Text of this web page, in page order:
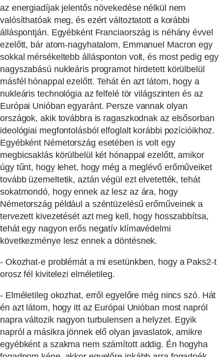
az energiadíjak jelentős növekedése nélkül nem
valósíthatóak meg, és ezért változtatott a korábbi
álláspontján. Egyébként Franciaország is néhány évvel
ezelőtt, bár atom-nagyhatalom, Emmanuel Macron egy
sokkal mérsékeltebb állásponton volt, és most pedig egy
nagyszabású nukleáris programot hirdetett körülbelül
másfél hónappal ezelőtt. Tehát én azt látom, hogy a
nukleáris technológia az felfelé tör világszinten és az
Európai Unióban egyaránt. Persze vannak olyan
országok, akik továbbra is ragaszkodnak az elsősorban
ideológiai megfontolásból elfoglalt korábbi pozícióikhoz.
Egyébként Németország esetében is volt egy
megbicsaklás körülbelül két hónappal ezelőtt, amikor
úgy tűnt, hogy lehet, hogy még a meglévő erőműveiket
tovább üzemeltetik, aztán végül ezt elvetették, tehát
sokatmondó, hogy ennek az lesz az ára, hogy
Németország például a széntüzelésű erőműveinek a
tervezett kivezetését azt meg kell, hogy hosszabbítsa,
tehát egy nagyon erős negatív klímavédelmi
következménye lesz ennek a döntésnek.
- Okozhat-e problémát a mi esetünkben, hogy a Paks2-t
orosz fél kivitelezi elméletileg.
- Elméletileg okozhat, erről egyelőre még nincs szó. Hát
én azt látom, hogy itt az Európai Unióban most napról
napra változik nagyon turbulensen a helyzet. Egyik
napról a másikra jönnek elő olyan javaslatok, amikre
egyébként a szakma nem számított addig. Én hogyha